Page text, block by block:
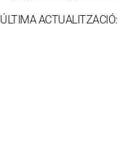
ÚLTIMA ACTUALITZACIÓ: